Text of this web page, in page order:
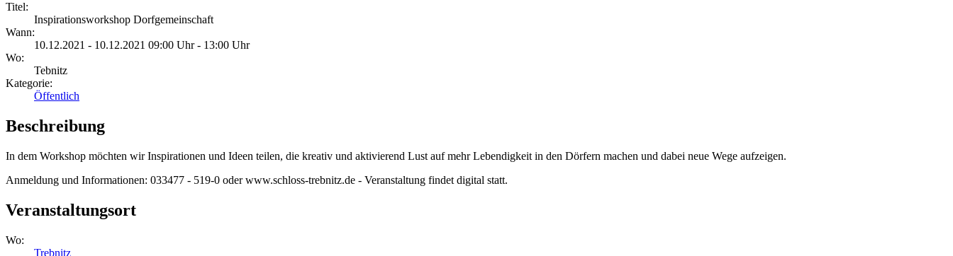
Titel:
Inspirationsworkshop Dorfgemeinschaft
Wann:
10.12.2021 - 10.12.2021 09:00 Uhr - 13:00 Uhr
Wo:
Tebnitz
Kategorie:
Öffentlich
Beschreibung
In dem Workshop möchten wir Inspirationen und Ideen teilen, die kreativ und aktivierend Lust auf mehr Lebendigkeit in den Dörfern machen und dabei neue Wege aufzeigen.
Anmeldung und Informationen: 033477 - 519-0 oder www.schloss-trebnitz.de - Veranstaltung findet digital statt.
Veranstaltungsort
Wo:
Trebnitz